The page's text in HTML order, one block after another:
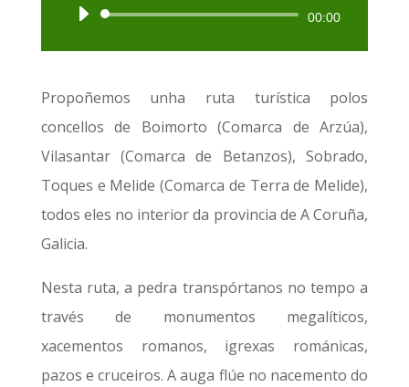
Reproductor
00:00
Propoñemos unha ruta turística polos
concellos de Boimorto (Comarca de Arzúa),
Vilasantar (Comarca de Betanzos), Sobrado,
Toques e Melide (Comarca de Terra de Melide),
todos eles no interior da provincia de A Coruña,
Galicia.
Nesta ruta, a pedra transpórtanos no tempo a
través de monumentos megalíticos,
xacementos romanos, igrexas románicas,
pazos e cruceiros. A auga flúe no nacemento do